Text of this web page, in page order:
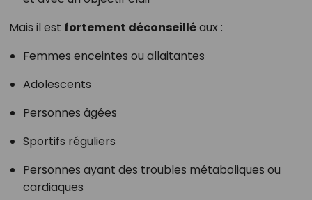
Mais il est fortement déconseilléaux :
Femmes enceintes ou allaitantes
Adolescents
Personnes âgées
Sportifs réguliers
Personnes ayant des troubles métaboliques ou
cardiaques